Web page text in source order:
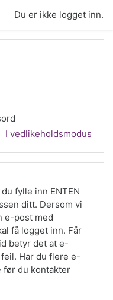
Du er ikke logget inn.
I vedlikeholdsmodus
fylle inn ENTEN
ditt. Dersom vi
e-post med
få logget inn. Får
betyr det at e-
Har du flere e-
før du kontakter